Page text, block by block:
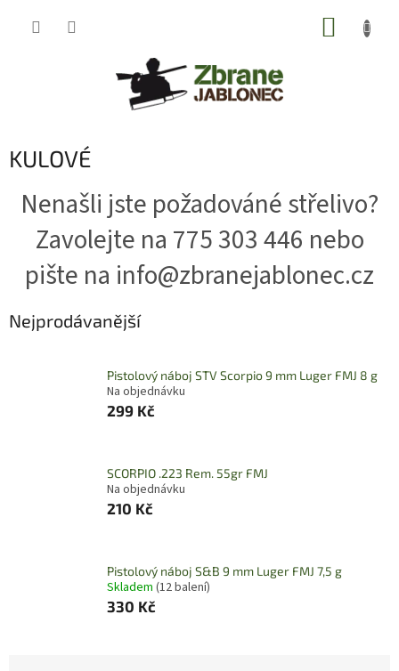
KULOVÉ
Nenašli jste požadováné střelivo?
Zavolejte na 775 303 446 nebo
pište na info@zbranejablonec.cz
Nejprodávanější
Pistolový náboj STV Scorpio 9 mm Luger FMJ 8 g
Na objednávku
299 Kč
SCORPIO .223 Rem. 55gr FMJ
Na objednávku
210 Kč
Pistolový náboj S&B 9 mm Luger FMJ 7,5 g
Skladem (12 balení)
330 Kč